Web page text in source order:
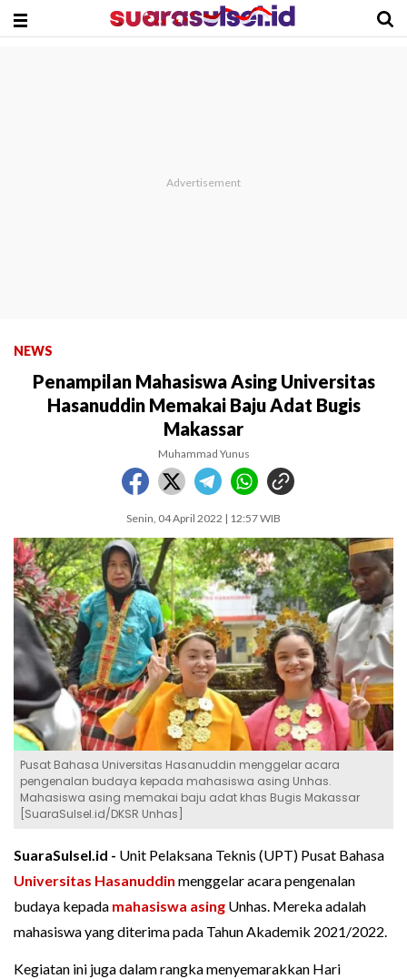
NEWS
Penampilan Mahasiswa Asing Universitas
Hasanuddin Memakai Baju Adat Bugis
Makassar
Muhammad Yunus
Senin, 04 April 2022 | 12:57 WIB
Pusat Bahasa Universitas Hasanuddin menggelar acara
pengenalan budaya kepada mahasiswa asing Unhas.
Mahasiswa asing memakai baju adat khas Bugis Makassar
[SuaraSulsel.id/DKSR Unhas]
SuaraSulsel.id - Unit Pelaksana Teknis (UPT) Pusat Bahasa
Universitas Hasanuddin menggelar acara pengenalan
budaya kepada mahasiswa asing Unhas. Mereka adalah
mahasiswa yang diterima pada Tahun Akademik 2021/2022.
Kegiatan ini juga dalam rangka menyemarakkan Hari